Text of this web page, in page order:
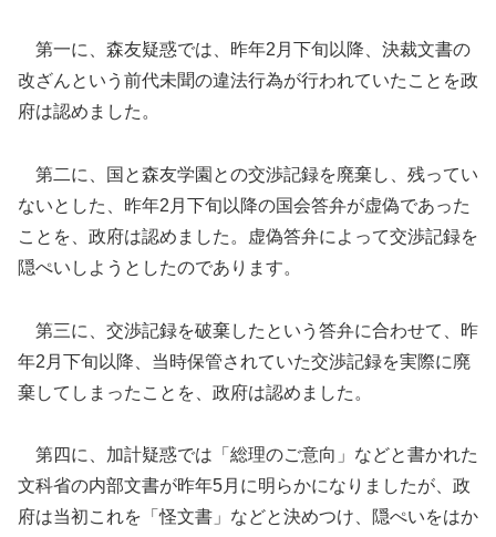
第一に、森友疑惑では、昨年2月下旬以降、決裁文書の
改ざんという前代未聞の違法行為が行われていたことを政
府は認めました。
第二に、国と森友学園との交渉記録を廃棄し、残ってい
ないとした、昨年2月下旬以降の国会答弁が虚偽であった
ことを、政府は認めました。虚偽答弁によって交渉記録を
隠ぺいしようとしたのであります。
第三に、交渉記録を破棄したという答弁に合わせて、昨
年2月下旬以降、当時保管されていた交渉記録を実際に廃
棄してしまったことを、政府は認めました。
第四に、加計疑惑では「総理のご意向」などと書かれた
文科省の内部文書が昨年5月に明らかになりましたが、政
府は当初これを「怪文書」などと決めつけ、隠ぺいをはか